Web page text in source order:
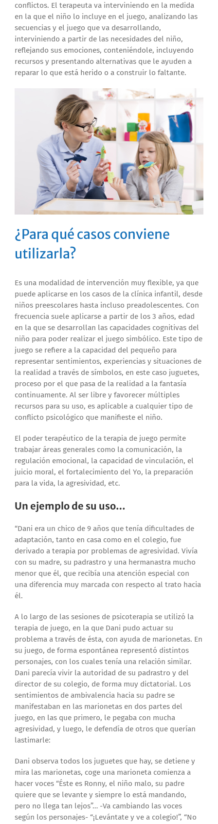
conflictos. El terapeuta va interviniendo en la medida
en la que el niño lo incluye en el juego, analizando las
secuencias y el juego que va desarrollando,
interviniendo a partir de las necesidades del niño,
reflejando sus emociones, conteniéndole, incluyendo
recursos y presentando alternativas que le ayuden a
reparar lo que está herido o a construir lo faltante.
¿Para qué casos conviene
utilizarla?
Es una modalidad de intervención muy flexible, ya que
puede aplicarse en los casos de la clínica infantil, desde
niños preescolares hasta incluso preadolescentes. Con
frecuencia suele aplicarse a partir de los 3 años, edad
en la que se desarrollan las capacidades cognitivas del
niño para poder realizar el juego simbólico. Este tipo de
juego se refiere a la capacidad del pequeño para
representar sentimientos, experiencias y situaciones de
la realidad a través de símbolos, en este caso juguetes,
proceso por el que pasa de la realidad a la fantasía
continuamente. Al ser libre y favorecer múltiples
recursos para su uso, es aplicable a cualquier tipo de
conflicto psicológico que manifieste el niño.
El poder terapéutico de la terapia de juego permite
trabajar áreas generales como la comunicación, la
regulación emocional, la capacidad de vinculación, el
juicio moral, el fortalecimiento del Yo, la preparación
para la vida, la agresividad, etc.
Un ejemplo de su uso…
“Dani era un chico de 9 años que tenía dificultades de
adaptación, tanto en casa como en el colegio, fue
derivado a terapia por problemas de agresividad. Vivía
con su madre, su padrastro y una hermanastra mucho
menor que él, que recibía una atención especial con
una diferencia muy marcada con respecto al trato hacia
él.
A lo largo de las sesiones de psicoterapia se utilizó la
terapia de juego, en la que Dani pudo actuar su
problema a través de ésta, con ayuda de marionetas. En
su juego, de forma espontánea representó distintos
personajes, con los cuales tenía una relación similar.
Dani parecía vivir la autoridad de su padrastro y del
director de su colegio, de forma muy dictatorial. Los
sentimientos de ambivalencia hacia su padre se
manifestaban en las marionetas en dos partes del
juego, en las que primero, le pegaba con mucha
agresividad, y luego, le defendía de otros que querían
lastimarle:
Dani observa todos los juguetes que hay, se detiene y
mira las marionetas, coge una marioneta comienza a
hacer voces “Éste es Ronny, el niño malo, su padre
quiere que se levante y siempre lo está mandando,
pero no llega tan lejos”… -Va cambiando las voces
según los personajes- “¡Levántate y ve a colegio!”, “No